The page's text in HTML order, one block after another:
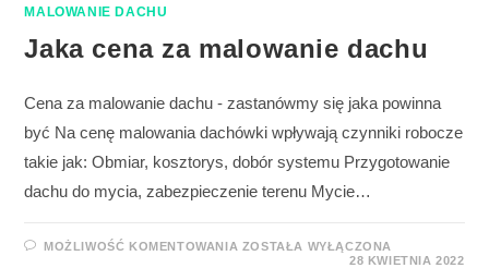
MALOWANIE DACHU
Jaka cena za malowanie dachu
Cena za malowanie dachu - zastanówmy się jaka powinna
być Na cenę malowania dachówki wpływają czynniki robocze
takie jak: Obmiar, kosztorys, dobór systemu Przygotowanie
dachu do mycia, zabezpieczenie terenu Mycie…
MOŻLIWOŚĆ KOMENTOWANIA ZOSTAŁA WYŁĄCZONA
28 KWIETNIA 2022